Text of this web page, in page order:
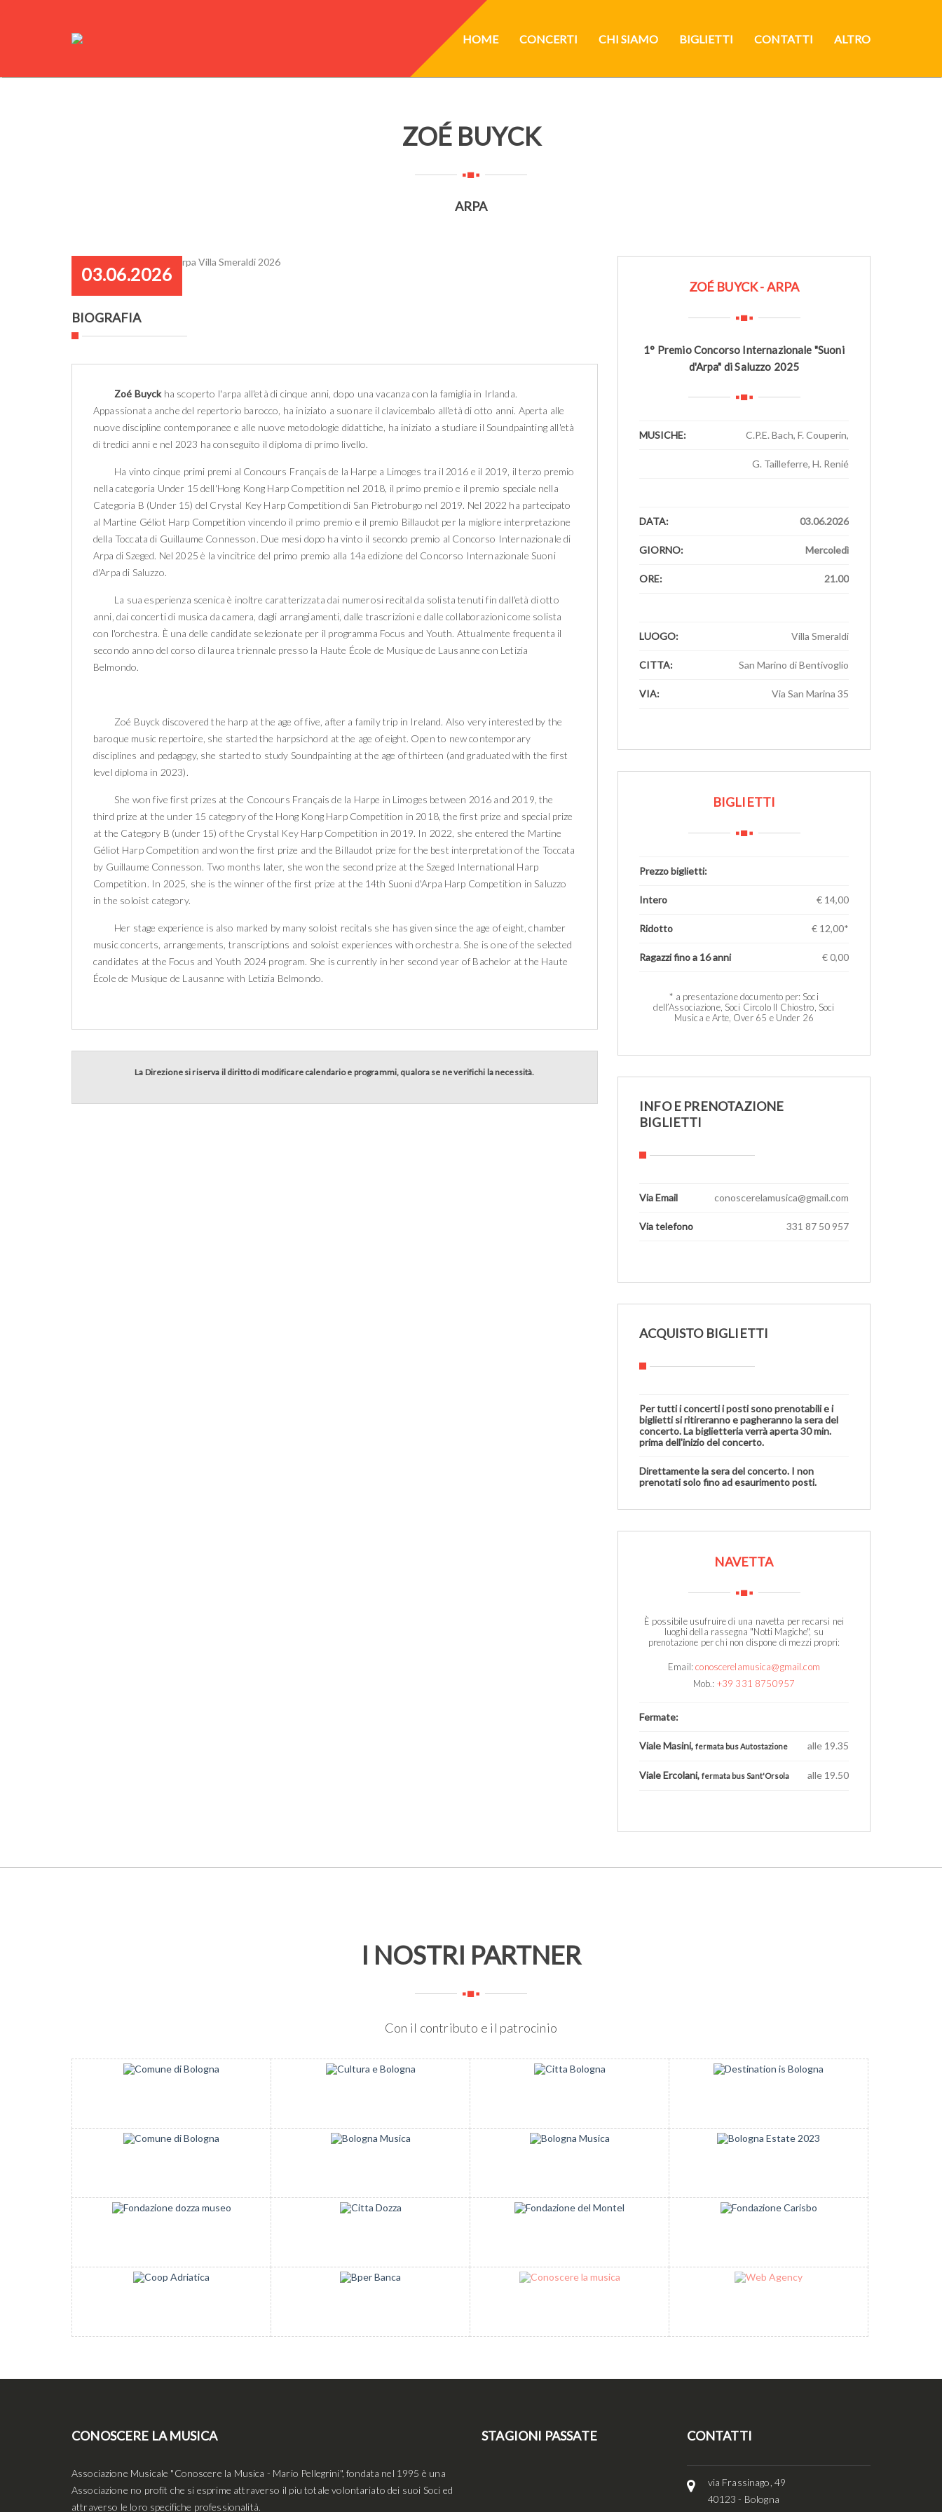
HOME CONCERTI CHI SIAMO BIGLIETTI CONTATTI ALTRO
ZOÉ BUYCK
ARPA
03.06.2026
BIOGRAFIA
Zoé Buyckha scoperto l'arpa all'età di cinque anni, dopo una vacanza con la famiglia in Irlanda.
Appassionata anche del repertorio barocco, ha iniziato a suonare il clavicembalo all'età di otto anni. Aperta alle
nuove discipline contemporanee e alle nuove metodologie didattiche, ha iniziato a studiare il Soundpainting all'età
di tredici anni e nel 2023 ha conseguito il diploma di primo livello.
Ha vinto cinque primi premi al Concours Français de la Harpe a Limoges tra il 2016 e il 2019, il terzo premio
nella categoria Under 15 dell'Hong Kong Harp Competition nel 2018, il primo premio e il premio speciale nella
Categoria B (Under 15) del Crystal Key Harp Competition di San Pietroburgo nel 2019. Nel 2022 ha partecipato
al Martine Géliot Harp Competition vincendo il primo premio e il premio Billaudot per la migliore interpretazione
della Toccata di Guillaume Connesson. Due mesi dopo ha vinto il secondo premio al Concorso Internazionale di
Arpa di Szeged. Nel 2025 è la vincitrice del primo premio alla 14a edizione del Concorso Internazionale Suoni
d'Arpa di Saluzzo.
La sua esperienza scenica è inoltre caratterizzata dai numerosi recital da solista tenuti fin dall'età di otto
anni, dai concerti di musica da camera, dagli arrangiamenti, dalle trascrizioni e dalle collaborazioni come solista
con l'orchestra. È una delle candidate selezionate per il programma Focus and Youth. Attualmente frequenta il
secondo anno del corso di laurea triennale presso la Haute École de Musique de Lausanne con Letizia
Belmondo.
Zoé Buyck discovered the harp at the age of five, after a family trip in Ireland. Also very interested by the
baroque music repertoire, she started the harpsichord at the age of eight. Open to new contemporary
disciplines and pedagogy, she started to study Soundpainting at the age of thirteen (and graduated with the first
level diploma in 2023).
She won five first prizes at the Concours Français de la Harpe in Limoges between 2016 and 2019, the
third prize at the under 15 category of the Hong Kong Harp Competition in 2018, the first prize and special prize
at the Category B (under 15) of the Crystal Key Harp Competition in 2019. In 2022, she entered the Martine
Géliot Harp Competition and won the first prize and the Billaudot prize for the best interpretation of the Toccata
by Guillaume Connesson. Two months later, she won the second prize at the Szeged International Harp
Competition. In 2025, she is the winner of the first prize at the 14th Suoni d'Arpa Harp Competition in Saluzzo
in the soloist category.
Her stage experience is also marked by many soloist recitals she has given since the age of eight, chamber
music concerts, arrangements, transcriptions and soloist experiences with orchestra. She is one of the selected
candidates at the Focus and Youth 2024 program. She is currently in her second year of Bachelor at the Haute
École de Musique de Lausanne with Letizia Belmondo.
La Direzione si riserva il diritto di modificare calendario e programmi, qualora se ne verifichi la necessità.
ZOÉ BUYCK - ARPA
1° Premio Concorso Internazionale "Suoni
d'Arpa" di Saluzzo 2025
MUSICHE: C.P.E. Bach, F. Couperin,
G. Tailleferre, H. Renié
DATA: 03.06.2026
GIORNO: Mercoledì
ORE: 21.00
LUOGO: Villa Smeraldi
CITTA: San Marino di Bentivoglio
VIA: Via San Marina 35
BIGLIETTI
Prezzo biglietti:
Intero € 14,00
Ridotto € 12,00*
Ragazzi fino a 16 anni € 0,00
* a presentazione documento per: Soci
dell’Associazione, Soci Circolo Il Chiostro, Soci
Musica e Arte, Over 65 e Under 26
INFO E PRENOTAZIONE
BIGLIETTI
Via Email conoscerelamusica@gmail.com
Via telefono 331 87 50 957
ACQUISTO BIGLIETTI
Per tutti i concerti i posti sono prenotabili e i
biglietti si ritireranno e pagheranno la sera del
concerto. La biglietteria verrà aperta 30 min.
prima dell'inizio del concerto.
Direttamente la sera del concerto. I non
prenotati solo fino ad esaurimento posti.
NAVETTA
È possibile usufruire di una navetta per recarsi nei
luoghi della rassegna "Notti Magiche", su
prenotazione per chi non dispone di mezzi propri:
Email:conoscerelamusica@gmail.com
Mob.: +39 331 8750957
Fermate:
Viale Masini, fermata bus Autostazione alle 19.35
Viale Ercolani, fermata bus Sant'Orsola alle 19.50
I NOSTRI PARTNER
Con il contributo e il patrocinio
CONOSCERE LA MUSICA
Associazione Musicale "Conoscere la Musica - Mario Pellegrini", fondata nel 1995 è una
Associazione no profit che si esprime attraverso il piu totale volontariato dei suoi Soci ed
attraverso le loro specifiche professionalità.
STAGIONI PASSATE CONTATTI
via Frassinago, 49
40123 - Bologna